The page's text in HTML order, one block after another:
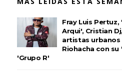
Fray Luis Pertuz,
Arqui', Cristian
artistas
Riohacha con
'Grupo R'